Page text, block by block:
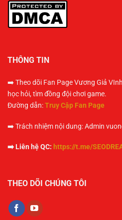
THÔNG TIN
➡️ Theo dõi Fan Page Vương Giả
học hỏi, tìm đồng đội chơi game.
Đường dẫn:Truy Cập Fan Page
➡️ Trách nhiệm nội dung: Admin
➡️ Liên hệ QC: https://t.me/
THEO DÕI CHÚNG TÔI